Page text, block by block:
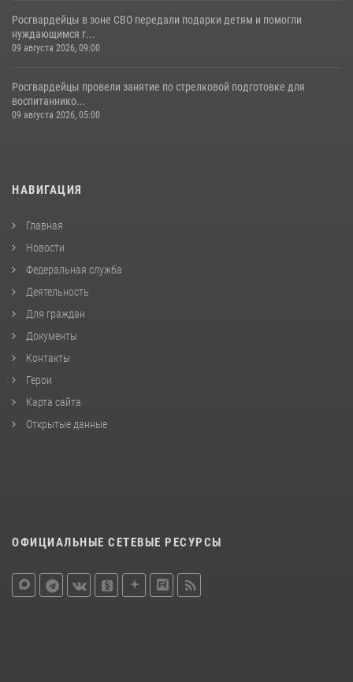
Росгвардейцы в зоне СВО передали подарки детям и помогли
нуждающимся г...
09 августа 2026, 09:00
Росгвардейцы провели занятие по стрелковой подготовке для
воспитаннико...
09 августа 2026, 05:00
НАВИГАЦИЯ
Главная
Новости
Федеральная служба
Деятельность
Для граждан
Документы
Контакты
Герои
Карта сайта
Открытые данные
ОФИЦИАЛЬНЫЕ СЕТЕВЫЕ РЕСУРСЫ